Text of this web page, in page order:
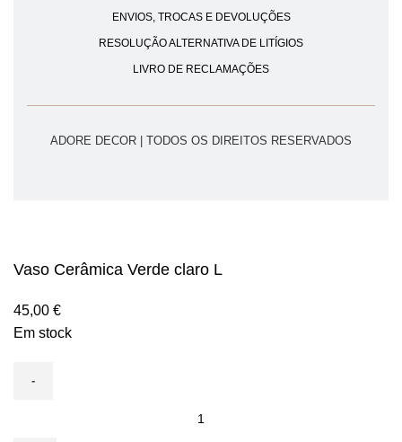
ENVIOS, TROCAS E DEVOLUÇÕES
RESOLUÇÃO ALTERNATIVA DE LITÍGIOS
LIVRO DE RECLAMAÇÕES
ADORE DECOR | TODOS OS DIREITOS RESERVADOS
Vaso Cerâmica Verde claro L
45,00 €
Em stock